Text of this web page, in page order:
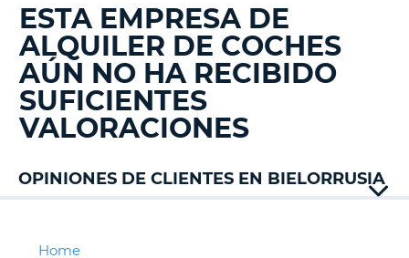
ESTA EMPRESA DE
ALQUILER DE COCHES
AÚN NO HA RECIBIDO
SUFICIENTES
VALORACIONES
OPINIONES DE CLIENTES EN BIELORRUSIA
Home